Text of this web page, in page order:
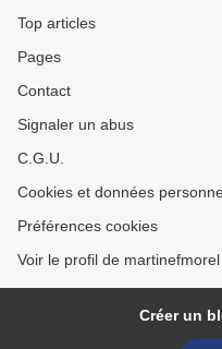
Top articles
Pages
Contact
Signaler un abus
C.G.U.
Cookies et données
Préférences cookies
Voir le profil de
Créer un